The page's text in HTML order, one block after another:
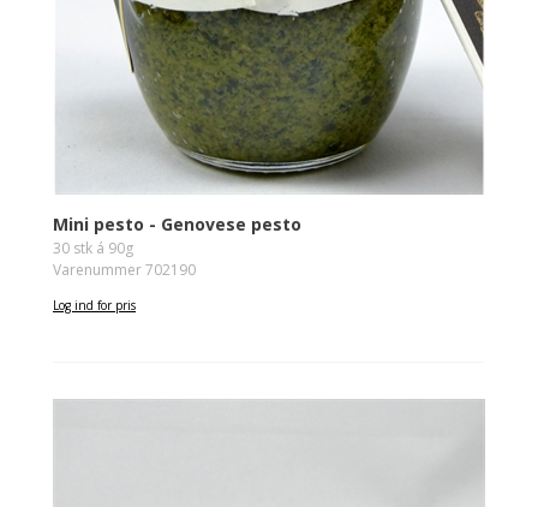
Mini pesto - Genovese pesto
30 stk á 90g
Varenummer 702190
Log ind for pris